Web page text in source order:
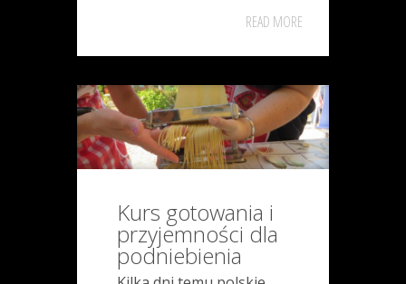
READ MORE
Kurs gotowania i
przyjemności dla
podniebienia